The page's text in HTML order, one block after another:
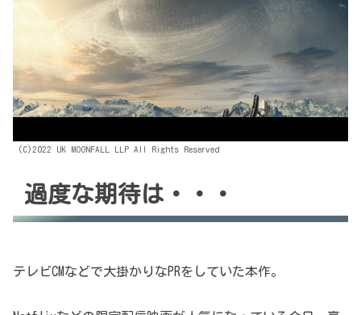
(C)2022 UK MOONFALL LLP All Rights Reserved
過度な期待は・・・
テレビCMなどで大掛かりなPRをしていた本作。